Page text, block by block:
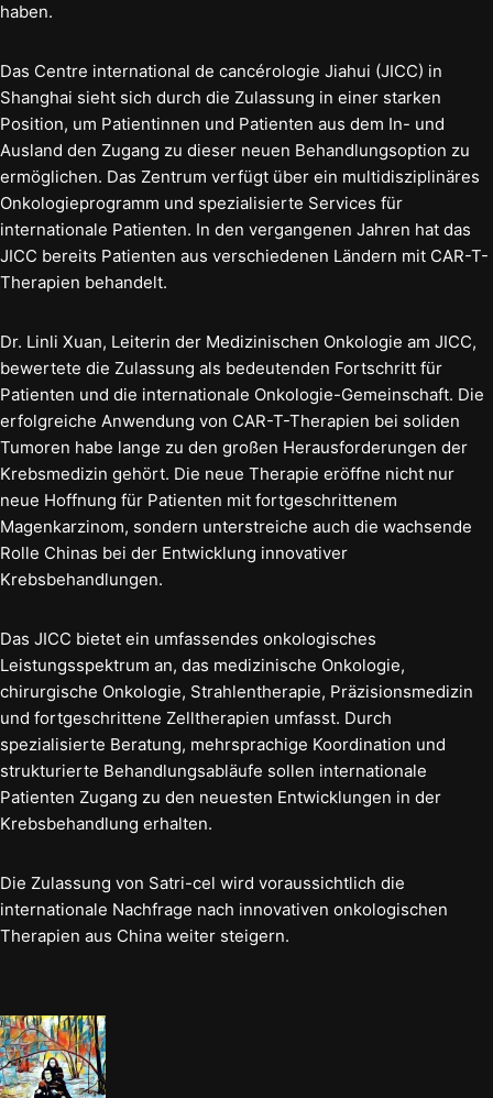
haben.
Das Centre international de cancérologie Jiahui (JICC) in
Shanghai sieht sich durch die Zulassung in einer starken
Position, um Patientinnen und Patienten aus dem In- und
Ausland den Zugang zu dieser neuen Behandlungsoption zu
ermöglichen. Das Zentrum verfügt über ein multidisziplinäres
Onkologieprogramm und spezialisierte Services für
internationale Patienten. In den vergangenen Jahren hat das
JICC bereits Patienten aus verschiedenen Ländern mit CAR-T-
Therapien behandelt.
Dr. Linli Xuan, Leiterin der Medizinischen Onkologie am JICC,
bewertete die Zulassung als bedeutenden Fortschritt für
Patienten und die internationale Onkologie-Gemeinschaft. Die
erfolgreiche Anwendung von CAR-T-Therapien bei soliden
Tumoren habe lange zu den großen Herausforderungen der
Krebsmedizin gehört. Die neue Therapie eröffne nicht nur
neue Hoffnung für Patienten mit fortgeschrittenem
Magenkarzinom, sondern unterstreiche auch die wachsende
Rolle Chinas bei der Entwicklung innovativer
Krebsbehandlungen.
Das JICC bietet ein umfassendes onkologisches
Leistungsspektrum an, das medizinische Onkologie,
chirurgische Onkologie, Strahlentherapie, Präzisionsmedizin
und fortgeschrittene Zelltherapien umfasst. Durch
spezialisierte Beratung, mehrsprachige Koordination und
strukturierte Behandlungsabläufe sollen internationale
Patienten Zugang zu den neuesten Entwicklungen in der
Krebsbehandlung erhalten.
Die Zulassung von Satri-cel wird voraussichtlich die
internationale Nachfrage nach innovativen onkologischen
Therapien aus China weiter steigern.